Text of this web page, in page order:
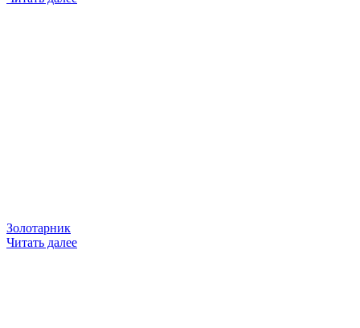
Золотарник
Читать далее